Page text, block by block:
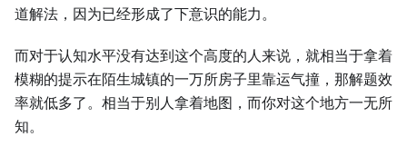
道解法，因为已经形成了下意识的能力。
而对于认知水平没有达到这个高度的人来说，就相当于拿着
模糊的提示在陌生城镇的一万所房子里靠运气撞，那解题效
率就低多了。相当于别人拿着地图，而你对这个地方一无所
知。